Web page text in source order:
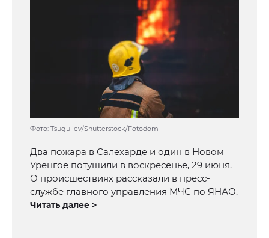
Фото: Tsuguliev/Shutterstock/Fotodom
Два пожара в Салехарде и один в Новом
Уренгое потушили в воскресенье, 29 июня.
О происшествиях рассказали в пресс-
службе главного управления МЧС по ЯНАО.
Читать далее >